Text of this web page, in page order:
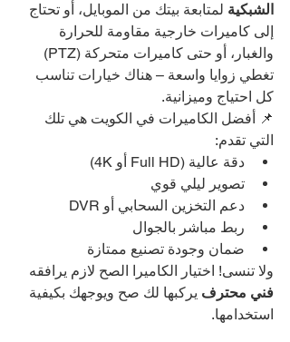
الشبكية لمتابعة بيتك من الموبايل، أو تحتاج
إلى كاميرات خارجية مقاومة للحرارة
والغبار، أو حتى كاميرات متحركة (PTZ)
تغطي زوايا واسعة – هناك خيارات تناسب
كل احتياج وميزانية.
📌 أفضل الكاميرات في الكويت هي تلك
التي تقدم:
دقة عالية (Full HD أو 4K)
تصوير ليلي قوي
دعم التخزين السحابي أو DVR
ربط مباشر بالجوال
ضمان وجودة تصنيع ممتازة
ولا تنسى! اختيار الكاميرا الصح لازم يرافقه
فني محترف يركبها لك صح ويوجهك بكيفية
استخدامها.